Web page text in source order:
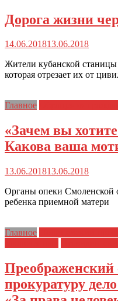
Дорога жизни
14.06.201813.06.2018
Жители кубанской станицы
которая отрезает их от
Главное
«Зачем вы
Какова ваша
13.06.201813.06.2018
Органы опеки Смоленской
ребенка приемной матери
Главное
Преображенский
прокуратуру